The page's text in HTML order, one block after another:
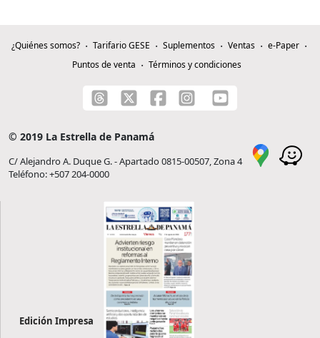
¿Quiénes somos? Tarifario GESE Suplementos Ventas
e-Paper
Puntos de venta
Términos y condiciones
© 2019 La Estrella de Panamá
C/ Alejandro A. Duque G. - Apartado 0815-00507, Zona 4
Teléfono: +507 204-0000
Edición Impresa